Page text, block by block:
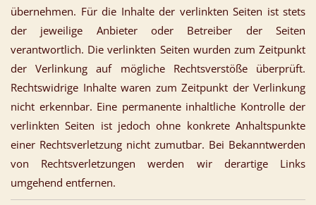
übernehmen. Für die Inhalte der verlinkten Seiten ist stets
der jeweilige Anbieter oder Betreiber der Seiten
verantwortlich. Die verlinkten Seiten wurden zum Zeitpunkt
der Verlinkung auf mögliche Rechtsverstöße überprüft.
Rechtswidrige Inhalte waren zum Zeitpunkt der Verlinkung
nicht erkennbar. Eine permanente inhaltliche Kontrolle der
verlinkten Seiten ist jedoch ohne konkrete Anhaltspunkte
einer Rechtsverletzung nicht zumutbar. Bei Bekanntwerden
von Rechtsverletzungen werden wir derartige Links
umgehend entfernen.